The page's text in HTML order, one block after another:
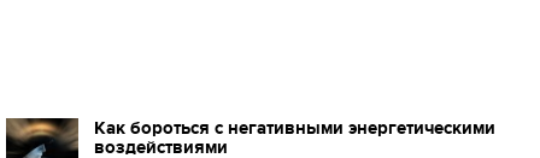
Как бороться с негативными энергетическими
воздействиями